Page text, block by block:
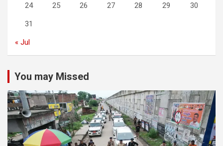
24 25 26 27 28 29 30
31
« Jul
You may Missed